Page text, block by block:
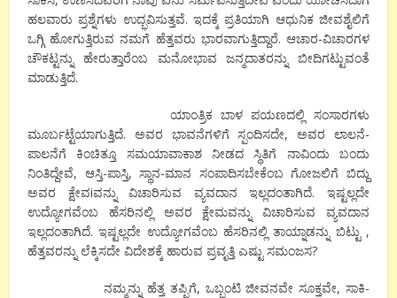
ಹಲವಾರು ಪ್ರಶ್ನೆಗಳು ಉದ್ಭವಿಸುತ್ತವೆ. ಇದಕ್ಕೆ ಪ್ರತಿಯಾಗಿ ಆಧುನಿಕ ಜೀವಶೈಲಿಗೆ
ಒಗ್ಗಿ ಹೋಗುತ್ತಿರುವ ನಮಗೆ ಹೆತ್ತವರು ಭಾರವಾಗುತ್ತಿದ್ದಾರೆ. ಆಚಾರ-ವಿಚಾರಗಳ
ಚೌಕಟ್ಟನ್ನು ಹೇರುತ್ತಾರೆಂಬ ಮನೋಭಾವ ಜನ್ಮದಾತರನ್ನು ಬೀದಿಗಟ್ಟುವಂತೆ
ಮಾಡುತ್ತಿದೆ.
ಯಾಂತ್ರಿಕ ಬಾಳ ಪಯಣದಲ್ಲಿ ಸಂಸಾರಗಳು
ಮೂರ್ಬಟ್ಟೆಯಾಗುತ್ತಿದೆ. ಅವರ ಭಾವನೆಗಳಿಗೆ ಸ್ಪಂದಿಸದೇ, ಅವರ ಲಾಲನೆ-
ಪಾಲನೆಗೆ ಕಿಂಚಿತ್ತೂ ಸಮಯಾವಾಕಾಶ ನೀಡದ ಸ್ಥಿತಿಗೆ ನಾವಿಂದು ಬಂದು
ನಿಂತಿದ್ದೇವೆ, ಆಸ್ತಿ-ಪಾಸ್ತಿ, ಸ್ಥಾನ-ಮಾನ ಸಂಪಾದಿಸಬೇಕೆಂಬ ಗೋಜಲಿಗೆ ಬಿದ್ದು
ಅವರ ಕ್ಷೇವiವನ್ನು ವಿಚಾರಿಸುವ ವ್ಯವದಾನ ಇಲ್ಲದಂತಾಗಿದೆ. ಇಷ್ಟಲ್ಲದೇ
ಉದ್ಯೋಗವೆಂಬ ಹೆಸರಿನಲ್ಲಿ ಅವರ ಕ್ಷೇಮವನ್ನು ವಿಚಾರಿಸುವ ವ್ಯವದಾನ
ಇಲ್ಲದಂತಾಗಿದೆ. ಇಷ್ಟಲ್ಲದೇ ಉದ್ಯೋಗವೆಂಬ ಹೆಸರಿನಲ್ಲಿ ತಾಯ್ನಾಡನ್ನು ಬಿಟ್ಟು ,
ಹೆತ್ತವರನ್ನು ಲೆಕ್ಕಿಸದೇ ವಿದೇಶಕ್ಕೆ ಹಾರುವ ಪ್ರವೃತ್ತಿ ಎಷ್ಟು ಸಮಂಜಸ?
ನಮ್ಮನ್ನು ಹೆತ್ತ ತಪ್ಪಿಗೆ, ಒಬ್ಬಂಟಿ ಜೀವನವೇ ಸೂಕ್ತವೇ, ಸಾಕಿ-